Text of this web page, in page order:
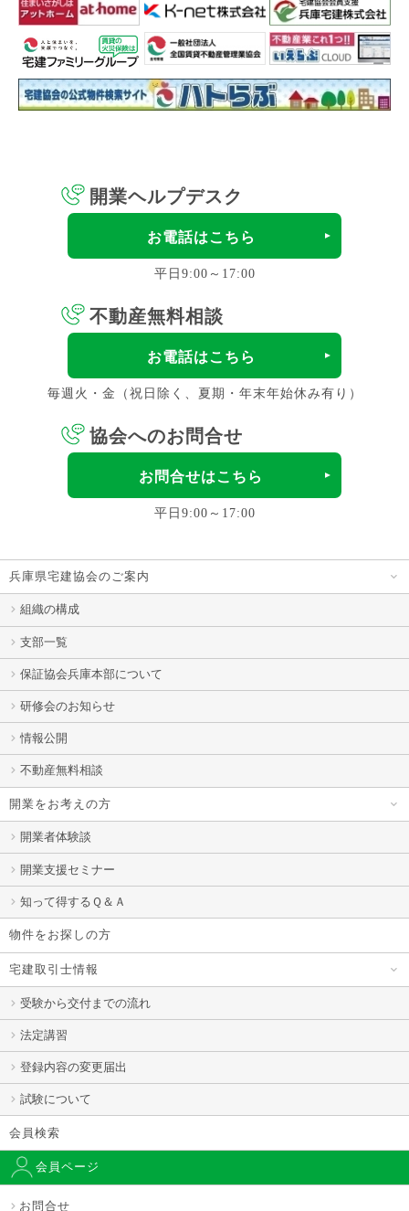
開業ヘルプデスク
お電話はこちら
平日9:00～17:00
不動産無料相談
お電話はこちら
毎週火・金（祝日除く、夏期・年末年始休み有り）
協会へのお問合せ
お問合せはこちら
平日9:00～17:00
兵庫県宅建協会のご案内
組織の構成
支部一覧
保証協会兵庫本部について
研修会のお知らせ
情報公開
不動産無料相談
開業をお考えの方
開業者体験談
開業支援セミナー
知って得するＱ＆Ａ
物件をお探しの方
宅建取引士情報
受験から交付までの流れ
法定講習
登録内容の変更届出
試験について
会員検索
会員ページ
お問合せ